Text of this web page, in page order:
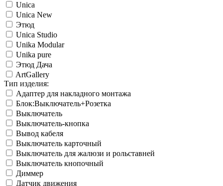
Unica
Unica New
Этюд
Unica Studio
Unika Modular
Unika pure
Этюд Дача
ArtGallery
Тип изделия:
Адаптер для накладного монтажа
Блок:Выключатель+Розетка
Выключатель
Выключатель-кнопка
Вывод кабеля
Выключатель карточный
Выключатель для жалюзи и рольставней
Выключатель кнопочный
Диммер
Датчик движения